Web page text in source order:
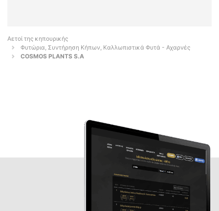
Αετοί της κηπουρικής
Φυτώρια, Συντήρηση Κήπων, Καλλωπιστικά Φυτά - Αχαρνές
COSMOS PLANTS S.A